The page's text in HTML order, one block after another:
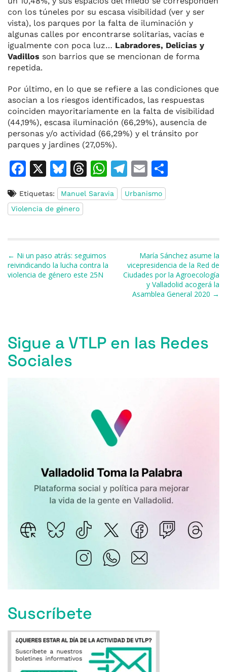
con los túneles por su escasa visibilidad (ver y ser
vista), los parques por la falta de iluminación y
algunas calles por encontrarse solitarias, vacías e
igualmente con poca luz… Labradores, Delicias y
Vadillos son barrios que se mencionan de forma
repetida.
Por último, en lo que se refiere a las condiciones que
asocian a los riesgos identificados, las respuestas
coinciden mayoritariamente en la falta de visibilidad
(44,19%), escasa iluminación (66,29%), ausencia de
personas y/o actividad (66,29%) y el tránsito por
parques y jardines (27,05%).
F
c
e
o
o
k
X
Bl
u
e
s
y
T
h
re
s
W
h
at
p
T
el
e
m
E
m
ai
ti
r
Etiquetas: Manuel Saravia
Urbanismo
Violencia de género
Navegación de entradas
← Ni un paso atrás: seguimos
reivindicando la lucha contra la
violencia de género este 25N
María Sánchez asume la
vicepresidencia de la Red de
Ciudades por la Agroecología
y Valladolid acogerá la
Asamblea General 2020 →
Sigue a VTLP en las Redes
Sociales
Suscríbete